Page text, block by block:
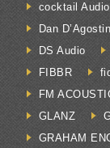
cocktail Audio
Dan
DS Audio
FIBBR
FM
GLANZ
GRAHAM